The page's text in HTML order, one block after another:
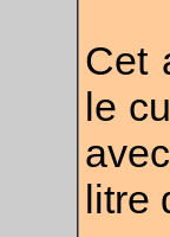
Cet
le
litre